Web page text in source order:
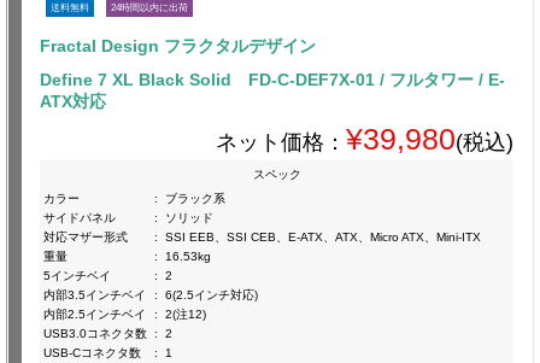
送料無料 24時間以内に出荷
Fractal Design フラクタルデザイン
Define 7 XL Black Solid FD-C-DEF7X-01 / フルタワー / E-
ATX対応
ネット価格： ¥39,980(税込)
スペック
カラー
:
ブラック系
サイドパネル
:
ソリッド
対応マザー形式
:
SSI EEB、SSI CEB、E-ATX、ATX、Micro ATX、Mini-ITX
重量
:
16.53kg
5インチベイ
:
2
内部3.5インチベイ
:
6(2.5インチ対応)
内部2.5インチベイ
:
2(注12)
USB3.0コネクタ数 :
2
USB-Cコネクタ数
:
1